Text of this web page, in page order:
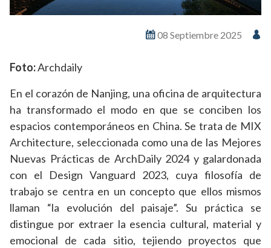
08 Septiembre 2025
Foto:Archdaily
En el corazón de Nanjing, una oficina de arquitectura
ha transformado el modo en que se conciben los
espacios contemporáneos en China. Se trata de MIX
Architecture, seleccionada como una de las Mejores
Nuevas Prácticas de ArchDaily 2024 y galardonada
con el Design Vanguard 2023, cuya filosofía de
trabajo se centra en un concepto que ellos mismos
llaman “la evolución del paisaje”. Su práctica se
distingue por extraer la esencia cultural, material y
emocional de cada sitio, tejiendo proyectos que